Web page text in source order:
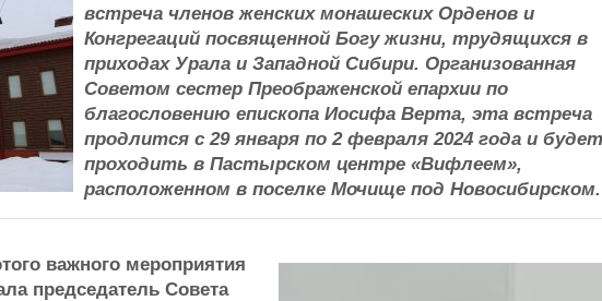
встреча членов женских монашеских Орденов и
Конгрегаций посвященной Богу жизни, трудящихся в
приходах Урала и Западной Сибири. Организованная
Советом сестер Преображенской епархии по
благословению епископа Иосифа Верта, эта встреча
продлится с 29 января по 2 февраля 2024 года и будет
проходить в Пастырском центре «Вифлеем»,
расположенном в поселке Мочище под Новосибирском.
важного мероприятия
председатель Совета